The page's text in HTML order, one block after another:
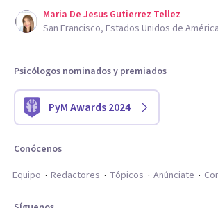
Maria De Jesus Gutierrez Tellez
San Francisco, Estados Unidos de América
Psicólogos nominados y premiados
PyM Awards 2024
Conócenos
Equipo
Redactores Tópicos Anúnciate